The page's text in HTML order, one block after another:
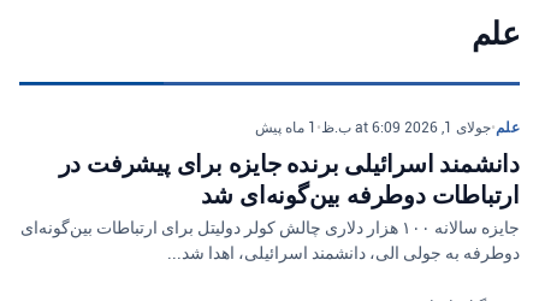
علم
علم•جولای 1, 2026 at 6:09 ب.ظ • 1 ماه پیش
دانشمند اسرائیلی برنده جایزه برای پیشرفت در
ارتباطات دوطرفه بین‌گونه‌ای شد
جایزه سالانه ۱۰۰ هزار دلاری چالش کولر دولیتل برای ارتباطات بین‌گونه‌ای
دوطرفه به جولی الی، دانشمند اسرائیلی، اهدا شد...